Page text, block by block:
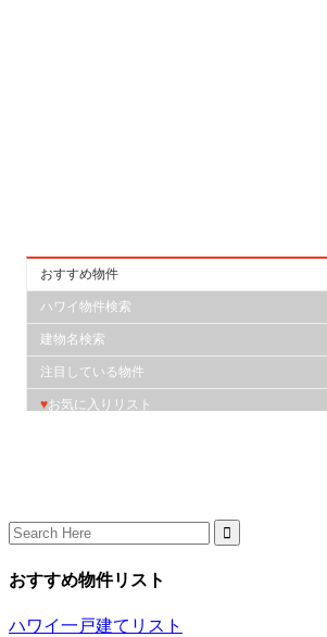
Search
for:
おすすめ物件リスト
ハワイ一戸建てリスト